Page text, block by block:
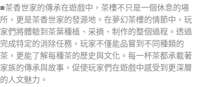
■茶香世家的傳承在遊戲中，茶樓不只是一個休息的場
所，更是茶香世家的發源地。在夢幻茶樓的情節中，玩
家們將體驗到茶葉種植、采摘、制作的整個過程。透過
完成特定的消除任務，玩家不僅能品嘗到不同種類的
茶，更能了解每種茶的歷史與文化。每一杯茶都承載著
家族的傳承與故事，促使玩家們在遊戲中感受到更深層
的人文魅力。